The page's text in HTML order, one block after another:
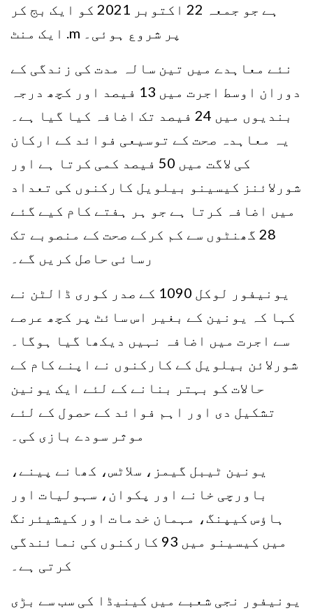
ہے جو جمعہ 22 اکتوبر 2021 کو ایک بج کر
ایک منٹ .m پر شروع ہوئی۔
نئے معاہدے میں تین سالہ مدت کی زندگی کے
دوران اوسط اجرت میں 13 فیصد اور کچھ درجہ
بندیوں میں 24 فیصد تک اضافہ کیا گیا ہے۔
یہ معاہدہ صحت کے توسیعی فوائد کے ارکان
کی لاگت میں 50 فیصد کمی کرتا ہے اور
شورلائنز کیسینو بیلویل کارکنوں کی تعداد
میں اضافہ کرتا ہے جو ہر ہفتے کام کیے گئے
28 گھنٹوں سے کم کرکے صحت کے منصوبے تک
رسائی حاصل کریں گے۔
یونیفور لوکل 1090 کے صدر کوری ڈالٹن نے
کہا کہ یونین کے بغیر اس سائٹ پر کچھ عرصے
سے اجرت میں اضافہ نہیں دیکھا گیا ہوگا۔
شورلائن بیلویل کے کارکنوں نے اپنے کام کے
حالات کو بہتر بنانے کے لئے ایک یونین
تشکیل دی اور اہم فوائد کے حصول کے لئے
موثر سودے بازی کی۔
یونین ٹیبل گیمز، سلاٹس، کھانے پینے،
باورچی خانے اور پکوان، سہولیات اور
ہاؤس کیپنگ، مہمان خدمات اور کیشیئرنگ
میں کیسینو میں 93 کارکنوں کی نمائندگی
کرتی ہے۔
یونیفور نجی شعبے میں کینیڈا کی سب سے بڑی